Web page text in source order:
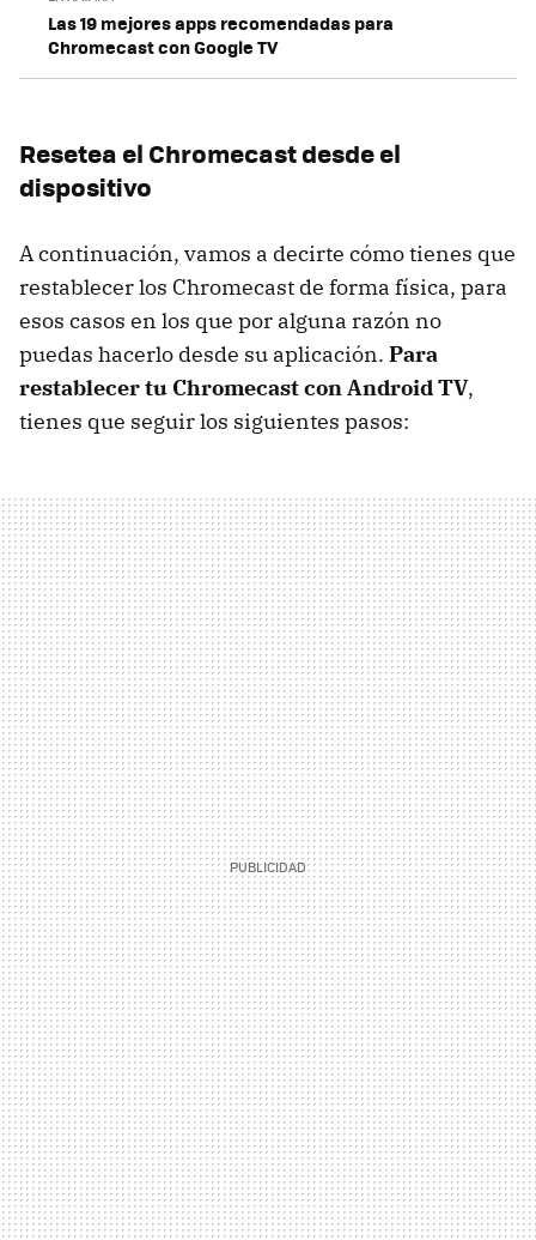
Las 19 mejores apps recomendadas para
Chromecast con Google TV
Resetea el Chromecast desde el
dispositivo
A continuación, vamos a decirte cómo tienes que
restablecer los Chromecast de forma física, para
esos casos en los que por alguna razón no
puedas hacerlo desde su aplicación. Para
restablecer tu Chromecast con Android TV,
tienes que seguir los siguientes pasos: